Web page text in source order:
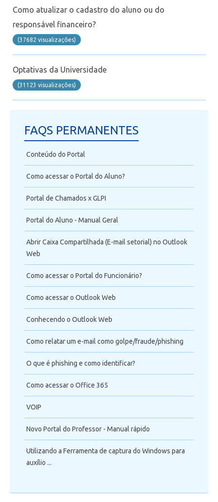
Feedz
Como atualizar o cadastro do aluno ou do
responsável financeiro?
(37682 visualizaçôes)
Optativas da Universidade
(31123 visualizaçôes)
FAQS PERMANENTES
Conteúdo do Portal
Como acessar o Portal do Aluno?
Portal de Chamados x GLPI
Portal do Aluno - Manual Geral
Abrir Caixa Compartilhada (E-mail setorial) no Outlook
Web
Como acessar o Portal do Funcionário?
Como acessar o Outlook Web
Conhecendo o Outlook Web
Como relatar um e-mail como golpe/fraude/phishing
O que é phishing e como identificar?
Como acessar o Office 365
VOIP
Novo Portal do Professor - Manual rápido
Utilizando a Ferramenta de captura do Windows para
auxílio ...